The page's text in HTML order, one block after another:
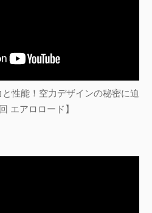
性能！空力デザインの秘密に迫
エアロロード】